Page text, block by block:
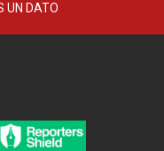
UN DATO